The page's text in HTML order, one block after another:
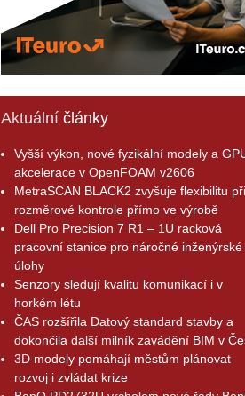
Aktuální články
Vyšší výkon, nové fyzikální modely a
akcelerace v OpenFOAM v2606
MetraSCAN BLACK2 zvyšuje flexibilitu při
rozměrové kontrole přímo ve výrobě
Dell Pro Precision 7 R1 – 1U racková
pracovní stanice pro náročné inženýrské
úlohy
Senzory sledují kvalitu komunikací i v
horkém létu
ČAS rozšířila Datový standard stavby a
dokončila další milník zavádění BIM v
3D modely pomáhají městům plánovat
rozvoj i zvládat krize